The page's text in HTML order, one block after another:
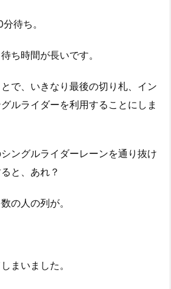
待ち。
ち時間が長いです。
で、いきなり最後の切り札、イン
ルライダーを利用することにしま
ングルライダーレーンを通り抜け
と、あれ？
の人の列が。
まいました。